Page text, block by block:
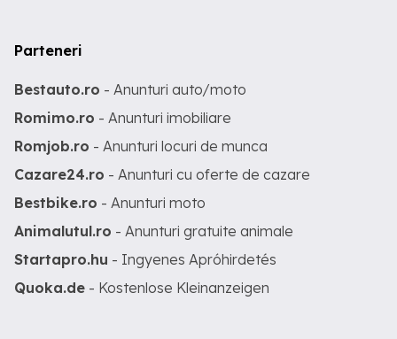
Parteneri
Bestauto.ro - Anunturi auto/moto
Romimo.ro - Anunturi imobiliare
Romjob.ro - Anunturi locuri de munca
Cazare24.ro - Anunturi cu oferte de cazare
Bestbike.ro - Anunturi moto
Animalutul.ro - Anunturi gratuite animale
Startapro.hu - Ingyenes Apróhirdetés
Quoka.de - Kostenlose Kleinanzeigen